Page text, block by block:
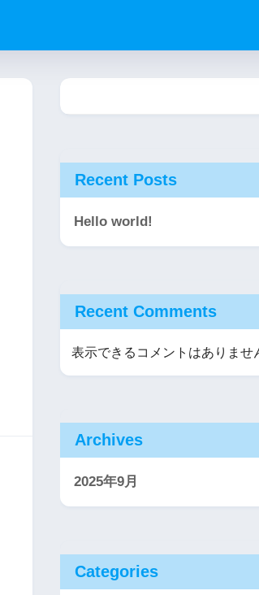
Recent Posts
Hello world!
Recent Comments
表示できるコメントはありませ
Archives
2025年9月
Categories